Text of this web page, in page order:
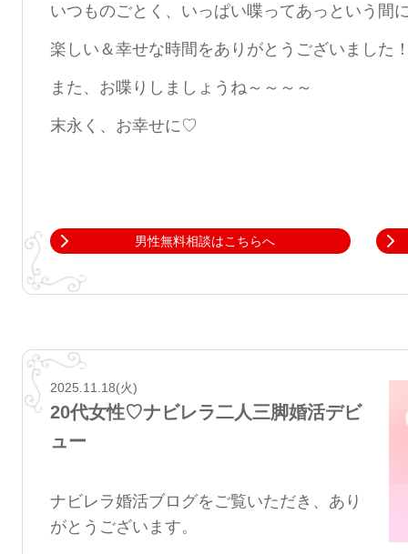
いつものごとく、いっぱい喋ってあっという間
楽しい＆幸せな時間をありがとうございました
また、お喋りしましょうね～～～～
末永く、お幸せに♡
男性無料相談はこちらへ
2025.11.18(火)
20代女性♡ナビレラ二人三脚婚活デビ
ュー
ナビレラ婚活ブログをご覧いただき、あり
がとうございます。